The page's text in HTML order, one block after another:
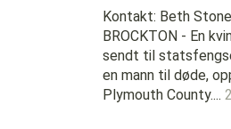
Kontakt: Beth
BROCKTON - En
sendt til
en mann til døde,
Plymouth County....